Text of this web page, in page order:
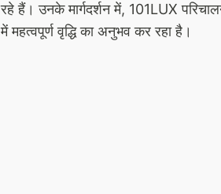
रहे हैं। उनके मार्गदर्शन में, 101LUX
में महत्वपूर्ण वृद्धि का अनुभव कर रहा है।